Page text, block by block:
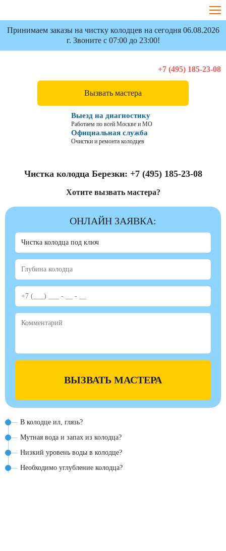
Принимаем заказы на чистку колодцев на сегодня 06.08.2026
г. Звоните с 07:00 до 23:00!
Вызвать мастера
Выезд на диагностику
Работаем по всей Москве и МО
Официальная служба
Очистки и ремонта колодцев
+7 (495) 185-23-08
Чистка колодца Березки: +7 (495) 185-23-08
Хотите вызвать мастера?
ОНЛАЙН ЗАЯВКА:
ВЫЗВАТЬ МАСТЕРА
В колодце ил, глязь?
Мутная вода и запах из колодца?
Низкий уровень воды в колодце?
Необходимо углубление колодца?